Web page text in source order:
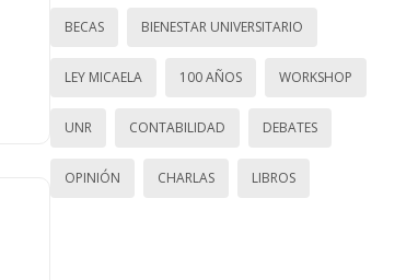
BECAS BIENESTAR UNIVERSITARIO
LEY MICAELA 100 AÑOS WORKSHOP
UNR CONTABILIDAD DEBATES
OPINIÓN CHARLAS LIBROS